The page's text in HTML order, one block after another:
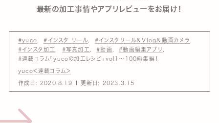
最新の加工事情やアプリレビューをお届け！
#yuco #インスタ リール
#インスタリール＆Vlog＆動画カメラ
#インスタ加工
#写真加工 #動画
#動画編集アプリ
#連載コラム「yucoの加工レシピ」vol1～100総集編！
yuco＜連載コラム＞
作成日: 2020.8.19 更新日: 2023.3.15